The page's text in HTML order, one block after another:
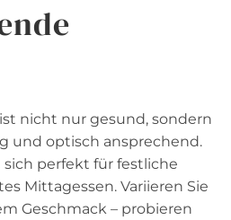
nicht nur gesund, sondern
und optisch ansprechend.
perfekt für festliche
Mittagessen. Variieren Sie
Geschmack – probieren